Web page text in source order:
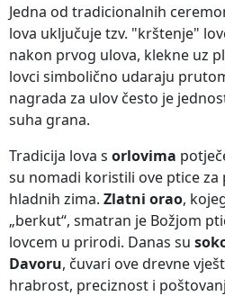
Jedna od tradicionalnih
lova uključuje tzv. "krštenje"
nakon prvog ulova, klekne uz
lovci simbolično udaraju
nagrada za ulov često je
suha grana.
Tradicija lova s orlovima
su nomadi koristili ove ptice za
hladnih zima. Zlatni orao,
„berkut“, smatran je Božjom
lovcem u prirodi. Danas su
Davoru, čuvari ove drevne
hrabrost, preciznost i